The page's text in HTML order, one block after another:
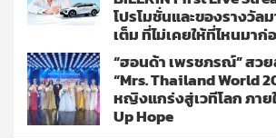
โปรโมชั่นและของรางวั
เต็ม ที่ไม่เคยให้ที่ไหนมาก่
“ฮอนด้า เพรชภรณ์” สว
“Mrs. Thailand World
หญิงแกร่งสู่เวทีโลก ภาย
Up Hope